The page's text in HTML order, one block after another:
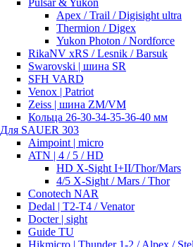
Pulsar & Yukon
Apex / Trail / Digisight ultra
Thermion / Digex
Yukon Photon / Nordforce
RikaNV xRS / Lesnik / Barsuk
Swarovski | шина SR
SFH VARD
Venox | Patriot
Zeiss | шина ZM/VM
Кольца 26-30-34-35-36-40 мм
Для SAUER 303
Aimpoint | micro
ATN | 4 / 5 / HD
HD X-Sight I+II/Thor/Mars
4/5 X-Sight / Mars / Thor
Conotech NAR
Dedal | T2-T4 / Venator
Docter | sight
Guide TU
Hikmicro | Thunder 1-2 / Alpex /